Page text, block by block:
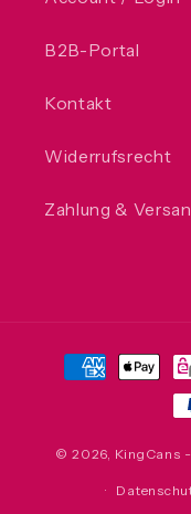
B2B-Portal
Kontakt
Widerrufsrecht
Zahlung &
© 2026, KingCans